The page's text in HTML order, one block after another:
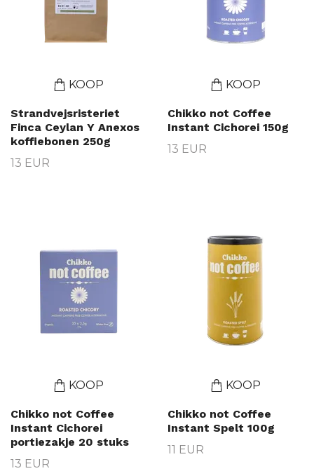
KOOP
Strandvejsristeriet
Finca Ceylan Y Anexos
koffiebonen 250g
13 EUR
KOOP
Chikko not Coffee
Instant Cichorei 150g
13 EUR
KOOP
Chikko not Coffee
Instant Cichorei
portiezakje 20 stuks
13 EUR
KOOP
Chikko not Coffee
Instant Spelt 100g
11 EUR